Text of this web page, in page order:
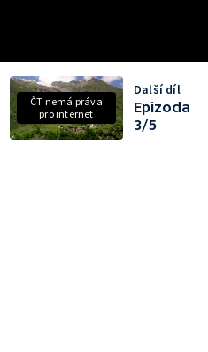
ČT nemá práva
pro internet
Další díl
Epizoda
3/5